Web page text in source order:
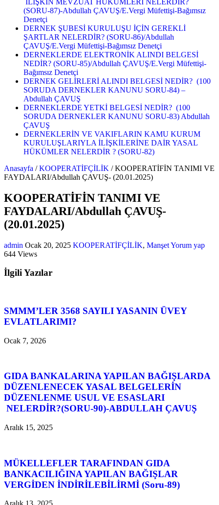
(SORU-87)-Abdullah ÇAVUŞ/E.Vergi Müfettişi-Bağımsız
Denetçi
DERNEK ŞUBESİ KURULUŞU İÇİN GEREKLİ
ŞARTLAR NELERDİR? (SORU-86)/Abdullah
ÇAVUŞ/E.Vergi Müfettişi-Bağımsız Denetçi
DERNEKLERDE ELEKTRONİK ALINDI BELGESİ
NEDİR? (SORU-85)/Abdullah ÇAVUŞ/E.Vergi Müfettişi-
Bağımsız Denetçi
DERNEK GELİRLERİ ALINDI BELGESİ NEDİR? (100
SORUDA DERNEKLER KANUNU SORU-84) –
Abdullah ÇAVUŞ
DERNEKLERDE YETKİ BELGESİ NEDİR? (100
SORUDA DERNEKLER KANUNU SORU-83) Abdullah
ÇAVUŞ
DERNEKLERİN VE VAKIFLARIN KAMU KURUM
KURULUŞLARIYLA İLİŞKİLERİNE DAİR YASAL
HÜKÜMLER NELERDİR ? (SORU-82)
Anasayfa / KOOPERATİFÇİLİK / KOOPERATİFİN TANIMI VE
FAYDALARI/Abdullah ÇAVUŞ- (20.01.2025)
KOOPERATİFİN TANIMI VE
FAYDALARI/Abdullah ÇAVUŞ-
(20.01.2025)
admin Ocak 20, 2025 KOOPERATİFÇİLİK, ManşetYorum yap
644 Views
İlgili Yazılar
SMMM’LER 3568 SAYILI YASANIN ÜVEY
EVLATLARIMI?
Ocak 7, 2026
GIDA BANKALARINA YAPILAN BAĞIŞLARDA
DÜZENLENECEK YASAL BELGELERİN
DÜZENLENME USUL VE ESASLARI
NELERDİR?(SORU-90)-ABDULLAH ÇAVUŞ
Aralık 15, 2025
MÜKELLEFLER TARAFINDAN GIDA
BANKACILIĞINA YAPILAN BAĞIŞLAR
VERGİDEN İNDİRİLEBİLİRMİ (Soru-89)